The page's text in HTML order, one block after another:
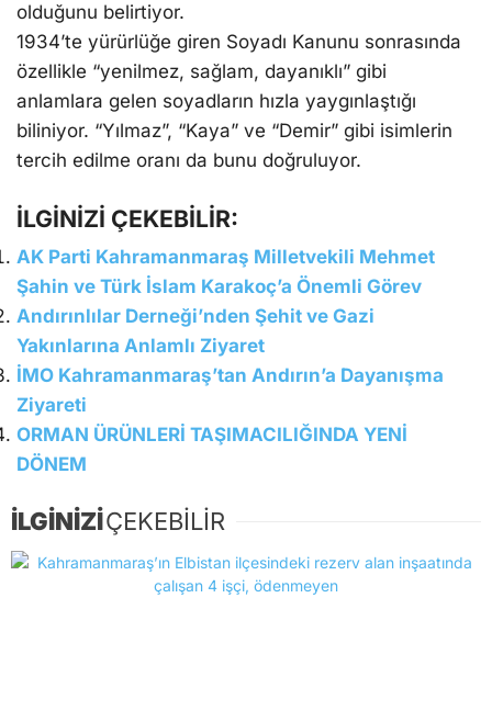
olduğunu belirtiyor.
1934’te yürürlüğe giren Soyadı Kanunu sonrasında
özellikle “yenilmez, sağlam, dayanıklı” gibi
anlamlara gelen soyadların hızla yaygınlaştığı
biliniyor. “Yılmaz”, “Kaya” ve “Demir” gibi isimlerin
tercih edilme oranı da bunu doğruluyor.
İLGİNİZİ ÇEKEBİLİR:
AK Parti Kahramanmaraş Milletvekili Mehmet
Şahin ve Türk İslam Karakoç’a Önemli Görev
Andırınlılar Derneği’nden Şehit ve Gazi
Yakınlarına Anlamlı Ziyaret
İMO Kahramanmaraş’tan Andırın’a Dayanışma
Ziyareti
ORMAN ÜRÜNLERİ TAŞIMACILIĞINDA YENİ
DÖNEM
İLGİNİZİÇEKEBİLİR